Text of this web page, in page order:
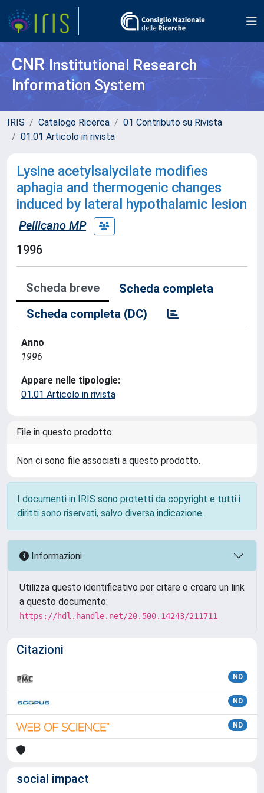
CNR Institutional Research
Information System
IRIS Catalogo Ricerca
01 Contributo su Rivista
01.01 Articolo in rivista
Lysine acetylsalycilate modifies
aphagia and thermogenic changes
induced by lateral hypothalamic lesion
Pellicano MP
1996
Scheda breve
Scheda completa
Scheda completa (DC)
Anno
1996
Appare nelle tipologie:
01.01 Articolo in rivista
File in questo prodotto:
Non ci sono file associati a questo prodotto.
I documenti in IRIS sono protetti da copyright e tutti i
diritti sono riservati, salvo diversa indicazione.
Informazioni
Utilizza questo identificativo per citare o creare un link
a questo documento:
https://hdl.handle.net/20.500.14243/211711
Citazioni
ND
ND
ND
social impact